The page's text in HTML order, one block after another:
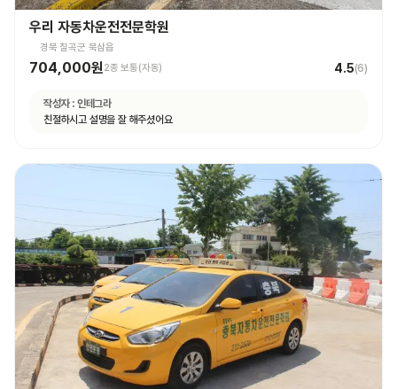
우리 자동차운전전문학원
경북 칠곡군 북삼읍
704,000원 2종 보통(자동) 4.5(6)
작성자 : 인테그라
친절하시고 설명을 잘 해주셨어요